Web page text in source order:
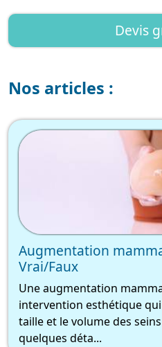
Devis
Nos articles :
Augmentation
Vrai/Faux
Une augmentation
intervention esthétique
taille et le volume des
quelques déta...